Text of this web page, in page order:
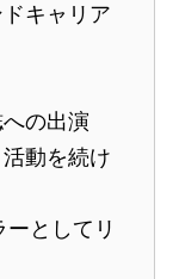
キャリア
の出演
動を続け
としてリ